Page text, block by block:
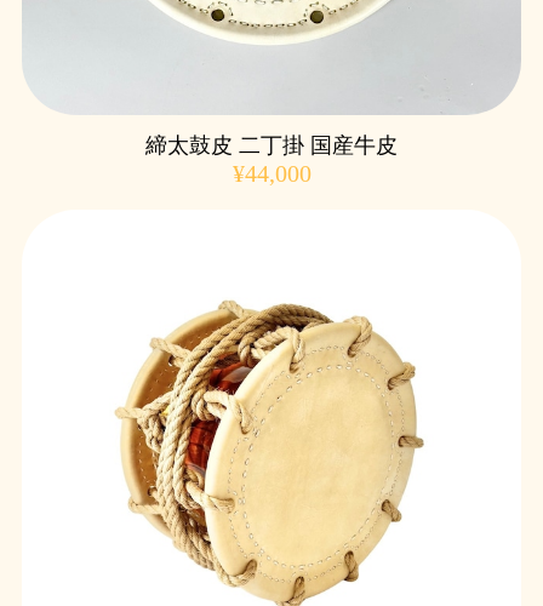
締太鼓皮 二丁掛 国産牛皮
¥44,000